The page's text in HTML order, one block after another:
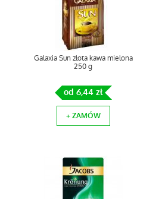
Galaxia Sun złota kawa mielona
250 g
od 6,44 zł
+ ZAMÓW